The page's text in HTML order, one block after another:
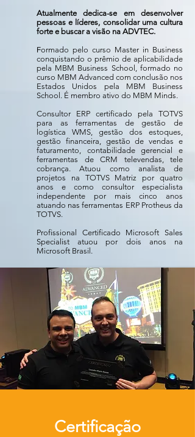
Atualmente dedica-se em desenvolver
pessoas e líderes, consolidar uma cultura
forte e buscar a visão na ADVTEC.
Formado pelo curso Master in Business
conquistando o prêmio de aplicabilidade
pela MBM Business School, formado no
curso MBM Advanced com conclusão nos
Estados Unidos pela MBM Business
School. É membro ativo do MBM Minds.
Consultor ERP certificado pela TOTVS
para as ferramentas de gestão de
logística WMS, gestão dos estoques,
gestão financeira, gestão de vendas e
faturamento, contabilidade gerencial e
ferramentas de CRM televendas, tele
cobrança. Atuou como analista de
projetos na TOTVS Matriz por quatro
anos e como consultor especialista
independente por mais cinco anos
atuando nas ferramentas ERP Protheus da
TOTVS.
Profissional Certificado Microsoft Sales
Specialist atuou por dois anos na
Microsoft Brasil.
Certificação